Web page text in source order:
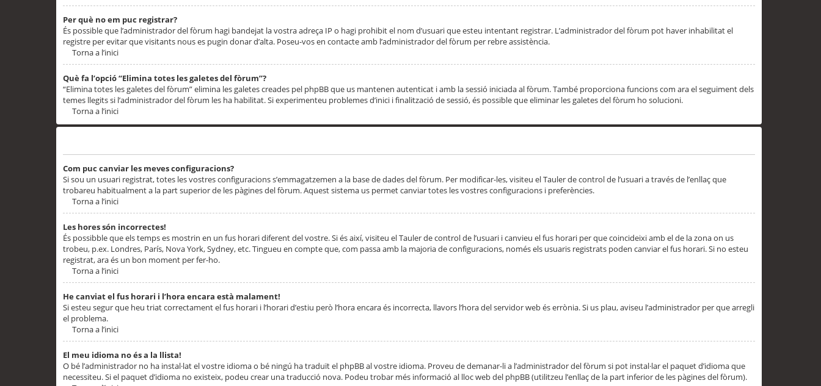
Per què no em puc registrar?
És possible que l’administrador del fòrum hagi bandejat la vostra adreça IP o hagi prohibit el nom d’usuari que esteu intentant registrar. L’administrador del fòrum pot haver inhabilitat el
registre per evitar que visitants nous es pugin donar d’alta. Poseu-vos en contacte amb l’administrador del fòrum per rebre assistència.
Torna a l’inici
Què fa l’opció “Elimina totes les galetes del fòrum”?
“Elimina totes les galetes del fòrum” elimina les galetes creades pel phpBB que us mantenen autenticat i amb la sessió iniciada al fòrum. També proporciona funcions com ara el seguiment dels
temes llegits si l’administrador del fòrum les ha habilitat. Si experimenteu problemes d’inici i finalització de sessió, és possible que eliminar les galetes del fòrum ho solucioni.
Torna a l’inici
Com puc canviar les meves configuracions?
Si sou un usuari registrat, totes les vostres configuracions s’emmagatzemen a la base de dades del fòrum. Per modificar-les, visiteu el Tauler de control de l’usuari a través de l’enllaç que
trobareu habitualment a la part superior de les pàgines del fòrum. Aquest sistema us permet canviar totes les vostres configuracions i preferències.
Torna a l’inici
Les hores són incorrectes!
És possibble que els temps es mostrin en un fus horari diferent del vostre. Si és així, visiteu el Tauler de control de l’usuari i canvieu el fus horari per que coincideixi amb el de la zona on us
trobeu, p.ex. Londres, París, Nova York, Sydney, etc. Tingueu en compte que, com passa amb la majoria de configuracions, només els usuaris registrats poden canviar el fus horari. Si no esteu
registrat, ara és un bon moment per fer-ho.
Torna a l’inici
He canviat el fus horari i l’hora encara està malament!
Si esteu segur que heu triat correctament el fus horari i l’horari d’estiu però l’hora encara és incorrecta, llavors l’hora del servidor web és errònia. Si us plau, aviseu l’administrador per que arregli
el problema.
Torna a l’inici
El meu idioma no és a la llista!
O bé l’administrador no ha instal·lat el vostre idioma o bé ningú ha traduït el phpBB al vostre idioma. Proveu de demanar-li a l’administrador del fòrum si pot instal·lar el paquet d’idioma que
necessiteu. Si el paquet d’idioma no existeix, podeu crear una traducció nova. Podeu trobar més informació al lloc web del phpBB (utilitzeu l’enllaç de la part inferior de les pàgines del fòrum).